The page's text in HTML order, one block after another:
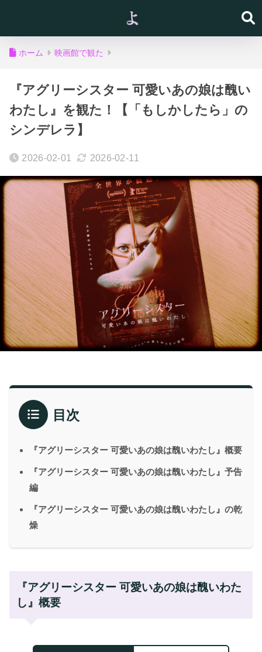
ホーム 映画館で観た
『アグリーシスター 可愛いあの娘は醜い
わたし』を観た！【「もしかしたら」の
シンデレラ】
2026-02-01 2026-02-11
目次
『アグリーシスター 可愛いあの娘は醜いわたし』概要
『アグリーシスター 可愛いあの娘は醜いわたし』予告
編
『アグリーシスター 可愛いあの娘は醜いわたし』の乾
燥
『アグリーシスター 可愛いあの娘は醜いわた
し』概要